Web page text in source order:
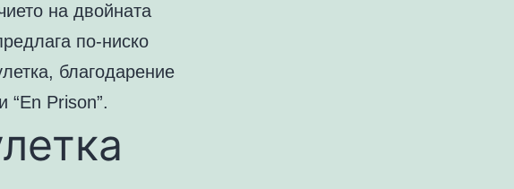
на двойната
по-ниско
благодарение
“En Prison”.